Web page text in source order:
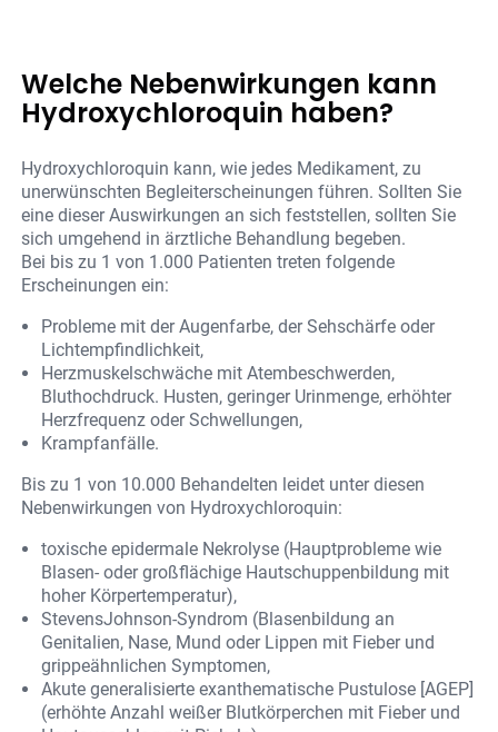
Welche Nebenwirkungen kann
Hydroxychloroquin haben?
Hydroxychloroquin kann, wie jedes Medikament, zu
unerwünschten Begleiterscheinungen führen. Sollten Sie
eine dieser Auswirkungen an sich feststellen, sollten Sie
sich umgehend in ärztliche Behandlung begeben.
Bei bis zu 1 von 1.000 Patienten treten folgende
Erscheinungen ein:
Probleme mit der Augenfarbe, der Sehschärfe oder
Lichtempfindlichkeit,
Herzmuskelschwäche mit Atembeschwerden,
Bluthochdruck. Husten, geringer Urinmenge, erhöhter
Herzfrequenz oder Schwellungen,
Krampfanfälle.
Bis zu 1 von 10.000 Behandelten leidet unter diesen
Nebenwirkungen von Hydroxychloroquin:
toxische epidermale Nekrolyse (Hauptprobleme wie
Blasen- oder großflächige Hautschuppenbildung mit
hoher Körpertemperatur),
StevensJohnson-Syndrom (Blasenbildung an
Genitalien, Nase, Mund oder Lippen mit Fieber und
grippeähnlichen Symptomen,
Akute generalisierte exanthematische Pustulose [AGEP]
(erhöhte Anzahl weißer Blutkörperchen mit Fieber und